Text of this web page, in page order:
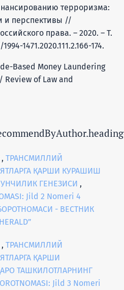
терроризма:
и перспективы //
права. – 2020. – Т.
1471.2020.111.2.166-174.
Based Money Laundering
Review of Law and
ТРАНСМИЛЛИЙ
ҚАРШИ КУРАШИШ
ГЕНЕЗИСИ ,
Jild 2 Nomeri 4
- ВЕСТНИК
ТРАНСМИЛЛИЙ
ҚАРШИ
ТАШКИЛОТЛАРНИНГ
Jild 3 Nomeri